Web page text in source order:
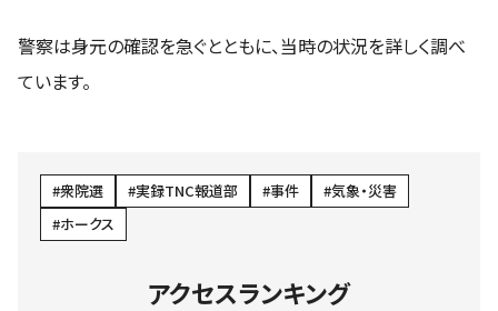
警察は身元の確認を急ぐとともに、当時の状況を詳しく調べ
ています。
衆院選 実録TNC報道部 事件
気象・災害
ホークス
アクセスランキング